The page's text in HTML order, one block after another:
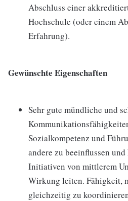
Abschluss einer
Hochschule (oder einem
Erfahrung).
Gewünschte Eigenschaften
Sehr gute mündliche und
Sozialkompetenz und
andere zu beeinflussen
Initiativen von mittlerem
Wirkung leiten. Fähigkeit,
gleichzeitig zu